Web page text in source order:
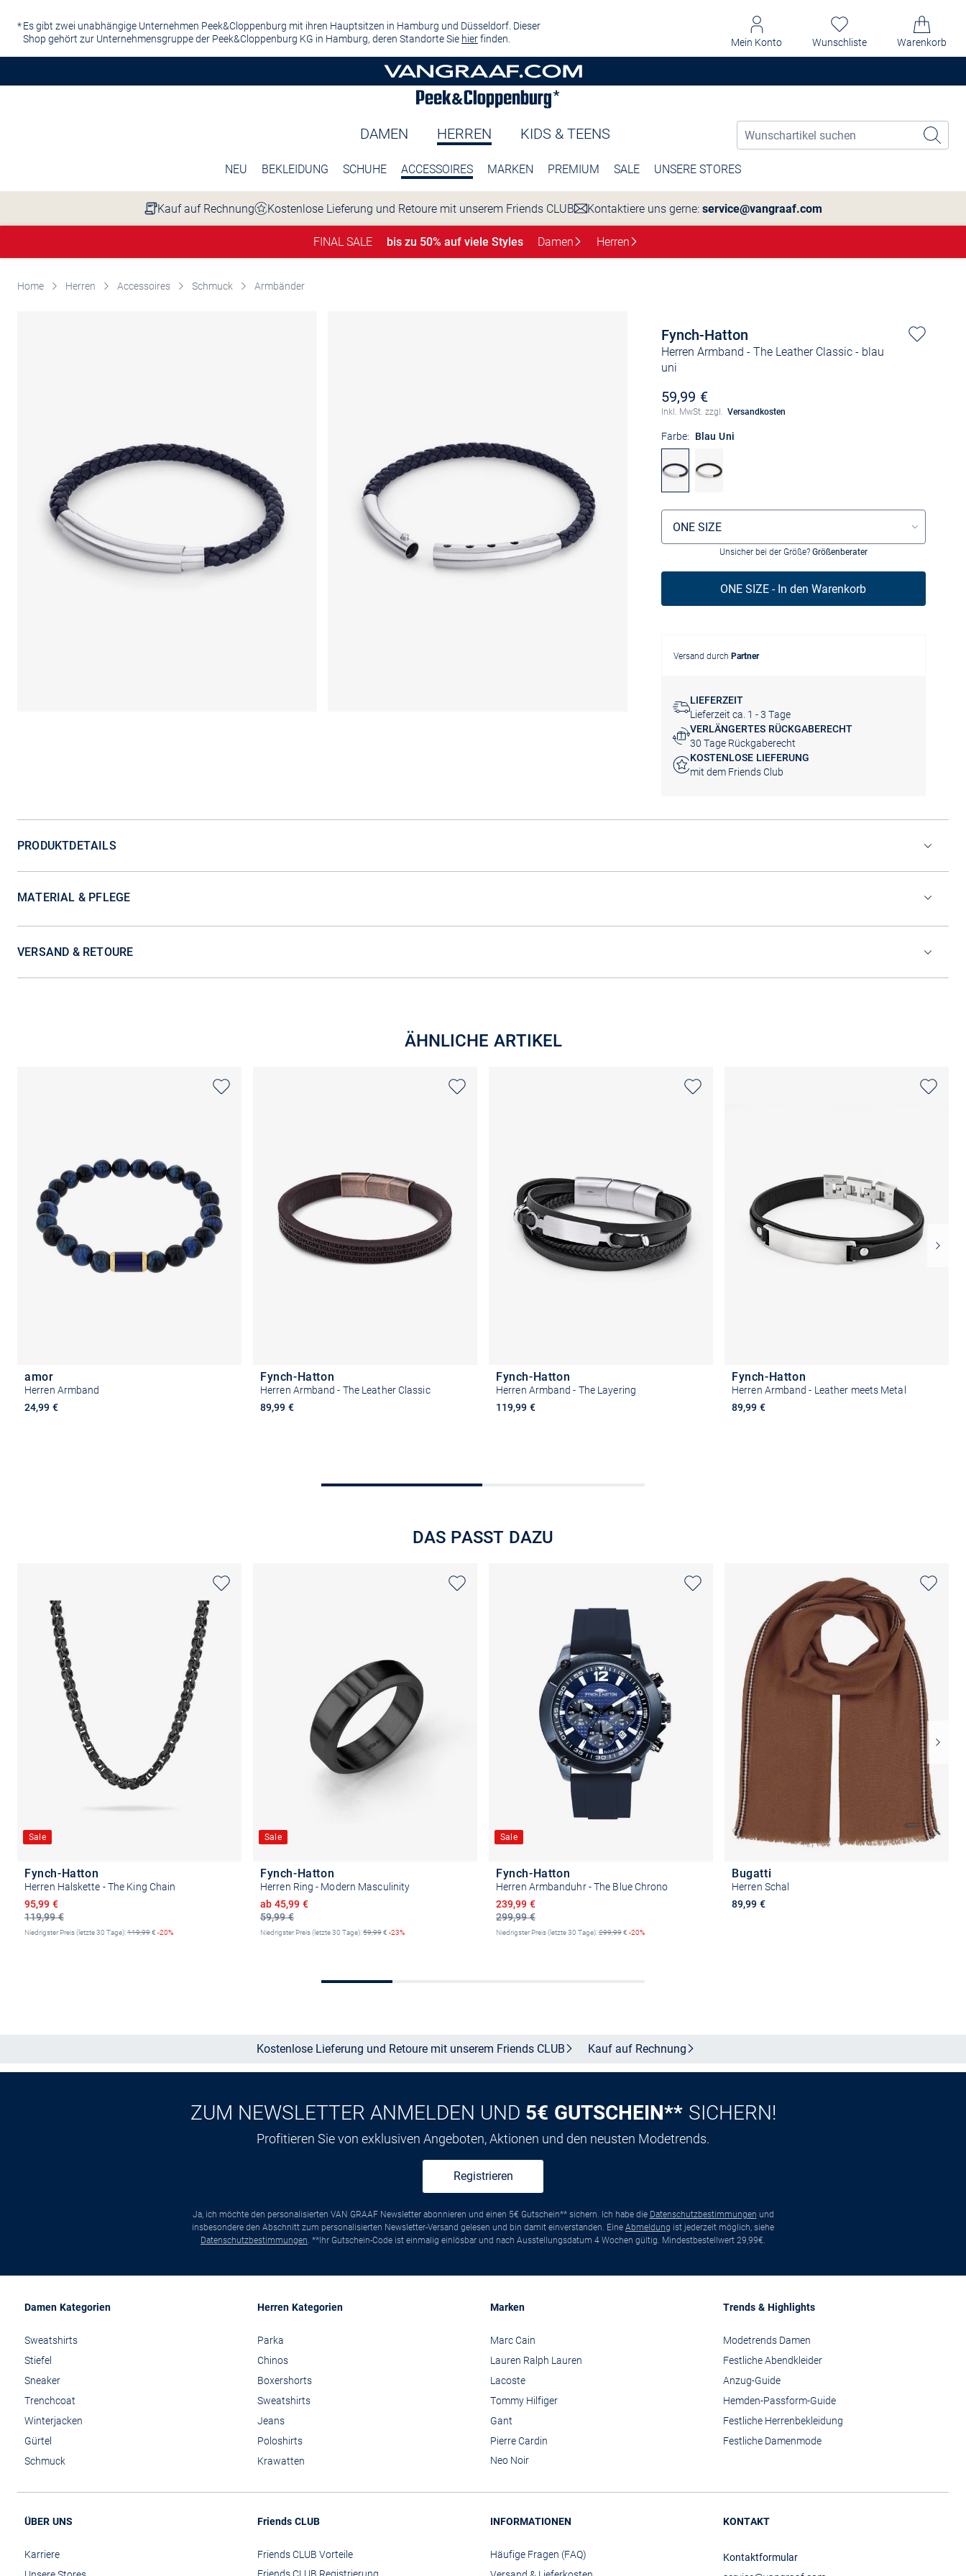
Es gibt zwei unabhängige Unternehmen Peek&Cloppenburg mit ihren Hauptsitzen in Hamburg und Düsseldorf. Dieser
Shop gehört zur Unternehmensgruppe der Peek&Cloppenburg KG in Hamburg, deren Standorte Sie hierfinden. Mein Konto Wunschliste Warenkorb
DAMEN HERREN KIDS & TEENS
NEU BEKLEIDUNG SCHUHE ACCESSOIRES MARKEN PREMIUM SALE UNSERE STORES
Kauf auf Rechnung Kostenlose Lieferung und Retoure mit unserem Friends CLUB Kontaktiere uns gerne: service@vangraaf.com
FINAL SALE bis zu 50% auf viele Styles Damen Herren
Home Herren Accessoires Schmuck Armbänder
Fynch-Hatton
Herren Armband - The Leather Classic- blau
uni
59,99 €
Inkl. MwSt. zzgl. Versandkosten
Farbe: Blau Uni
Größenauswahl
ONE SIZE
Unsicher bei der Größe? Größenberater
ONE SIZE - In den Warenkorb
Versand durch Partner
LIEFERZEIT
Lieferzeit ca. 1 - 3 Tage
VERLÄNGERTES RÜCKGABERECHT
30 Tage Rückgaberecht
KOSTENLOSE LIEFERUNG
mit dem Friends Club
PRODUKTDETAILS
MATERIAL & PFLEGE
VERSAND & RETOURE
ÄHNLICHE ARTIKEL
amor
Herren Armband
24,99 €
Fynch-Hatton
Herren Armband - The Leather Classic
89,99 €
In den Warenkorb
Fynch-Hatton
Herren Armband - The Layering
119,99 €
Fynch-Hatton
Herren Armband - Leather meets Metal
89,99 €
DAS PASST DAZU
Sale
Fynch-Hatton
Herren Halskette - The King Chain
119,99 €
Ermäßigter Preis
95,99 €
Niedrigster Preis (letzte 30 Tage):119,99€ -20%
Sale
Fynch-Hatton
Herren Ring - Modern Masculinity
59,99 €
Ermäßigter Preis
ab 45,99 €
Niedrigster Preis (letzte 30 Tage):59,99€ -23%
Sale
Fynch-Hatton
Herren Armbanduhr - The Blue Chrono
299,99 €
Ermäßigter Preis
239,99 €
Niedrigster Preis (letzte 30 Tage):299,99€ -20%
Bugatti
Herren Schal
89,99 €
Kostenlose Lieferung und Retoure mit unserem Friends CLUB Kauf auf Rechnung
ZUM NEWSLETTER ANMELDEN UND 5€ GUTSCHEIN** SICHERN!
Profitieren Sie von exklusiven Angeboten, Aktionen und den neusten Modetrends.
Registrieren
Ja, ich möchte den personalisierten VAN GRAAF Newsletter abonnieren und einen 5€ Gutschein** sichern. Ich habe die Datenschutzbestimmungen und
insbesondere den Abschnitt zum personalisierten Newsletter-Versand gelesen und bin damit einverstanden. Eine Abmeldung ist jederzeit möglich, siehe
Datenschutzbestimmungen. **Ihr Gutschein-Code ist einmalig einlösbar und nach Ausstellungsdatum 4 Wochen gültig. Mindestbestellwert 29,99€.
Damen Kategorien
Sweatshirts
Stiefel
Sneaker
Trenchcoat
Winterjacken
Gürtel
Schmuck
Herren Kategorien
Parka
Chinos
Boxershorts
Sweatshirts
Jeans
Poloshirts
Krawatten
Marken
Marc Cain
Lauren Ralph Lauren
Lacoste
Tommy Hilfiger
Gant
Pierre Cardin
Neo Noir
Trends & Highlights
Modetrends Damen
Festliche Abendkleider
Anzug-Guide
Hemden-Passform-Guide
Festliche Herrenbekleidung
Festliche Damenmode
ÜBER UNS
Karriere
Friends CLUB
Friends CLUB Vorteile
INFORMATIONEN
Häufige Fragen (FAQ)
KONTAKT
Kontaktformular